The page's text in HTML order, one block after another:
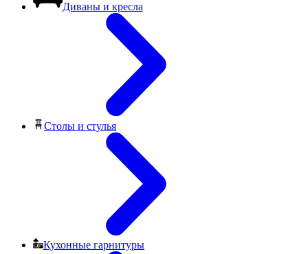
Диваны и кресла
Столы и стулья
Кухонные гарнитуры